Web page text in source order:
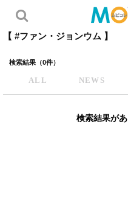
【 #ファン・ジョンウム 】
検索結果（0件）
ALL NEWS
検索結果があ